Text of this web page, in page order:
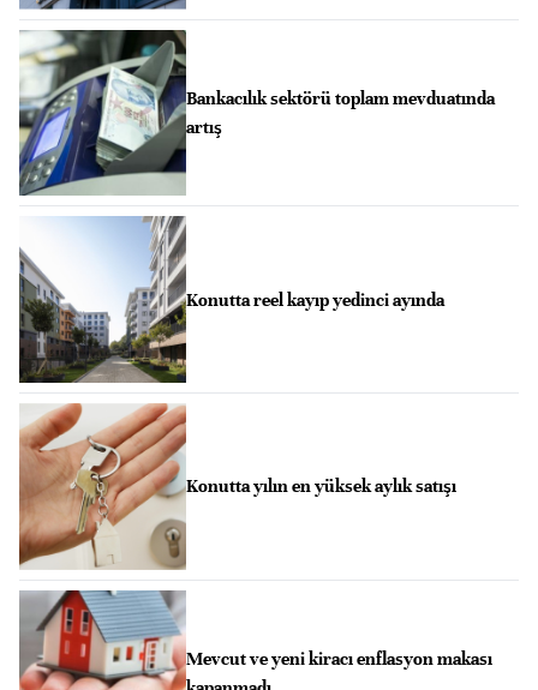
Bankacılık sektörü toplam mevduatında
artış
Konutta reel kayıp yedinci ayında
Konutta yılın en yüksek aylık satışı
Mevcut ve yeni kiracı enflasyon makası